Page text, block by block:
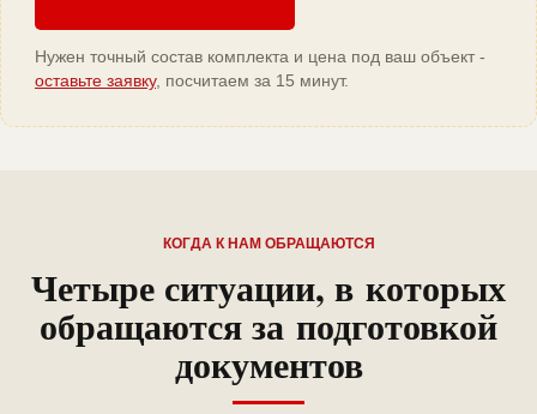
Нужен точный состав комплекта и цена под ваш объект -
оставьте заявку, посчитаем за 15 минут.
КОГДА К НАМ ОБРАЩАЮТСЯ
Четыре ситуации, в которых
обращаются за подготовкой
документов